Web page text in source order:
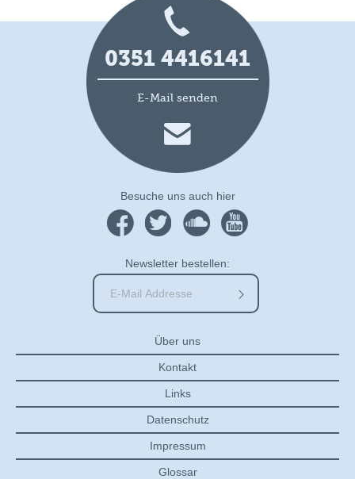
0351 4416141
E-Mail senden
Besuche uns auch hier
Newsletter bestellen:
Über uns
Kontakt
Links
Datenschutz
Impressum
Glossar